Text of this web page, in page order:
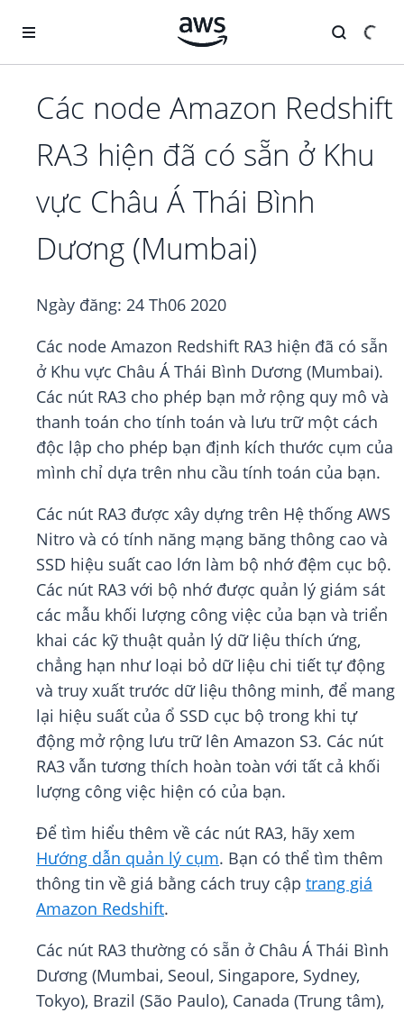
Các node Amazon Redshift
RA3 hiện đã có sẵn ở Khu
vực Châu Á Thái Bình
Dương (Mumbai)
Ngày đăng: 24 Th06 2020
Các node Amazon Redshift RA3 hiện đã có sẵn
ở Khu vực Châu Á Thái Bình Dương (Mumbai).
Các nút RA3 cho phép bạn mở rộng quy mô và
thanh toán cho tính toán và lưu trữ một cách
độc lập cho phép bạn định kích thước cụm của
mình chỉ dựa trên nhu cầu tính toán của bạn.
Các nút RA3 được xây dựng trên Hệ thống AWS
Nitro và có tính năng mạng băng thông cao và
SSD hiệu suất cao lớn làm bộ nhớ đệm cục bộ.
Các nút RA3 với bộ nhớ được quản lý giám sát
các mẫu khối lượng công việc của bạn và triển
khai các kỹ thuật quản lý dữ liệu thích ứng,
chẳng hạn như loại bỏ dữ liệu chi tiết tự động
và truy xuất trước dữ liệu thông minh, để mang
lại hiệu suất của ổ SSD cục bộ trong khi tự
động mở rộng lưu trữ lên Amazon S3. Các nút
RA3 vẫn tương thích hoàn toàn với tất cả khối
lượng công việc hiện có của bạn.
Để tìm hiểu thêm về các nút RA3, hãy xem
Hướng dẫn quản lý cụm. Bạn có thể tìm thêm
thông tin về giá bằng cách truy cập trang giá
Amazon Redshift.
Các nút RA3 thường có sẵn ở Châu Á Thái Bình
Dương (Mumbai, Seoul, Singapore, Sydney,
Tokyo), Brazil (São Paulo), Canada (Trung tâm),